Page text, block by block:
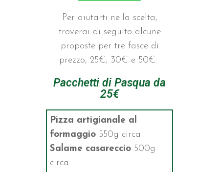
Per aiutarti nella scelta,
troverai di seguito alcune
proposte per tre fasce di
prezzo, 25€, 30€ e 50€:
Pacchetti di Pasqua da
25€
Pizza artigianale al
formaggio 550g circa
Salame casareccio 500g
circa